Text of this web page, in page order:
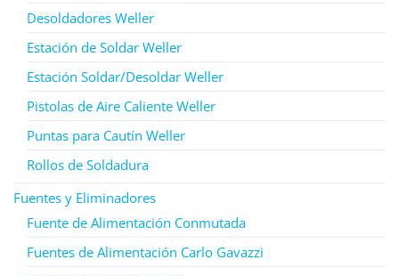
Desoldadores Weller
Estación de Soldar Weller
Estación Soldar/Desoldar Weller
Pistolas de Aire Caliente Weller
Puntas para Cautín Weller
Rollos de Soldadura
Fuentes y Eliminadores
Fuente de Alimentación Conmutada
Fuentes de Alimentación Carlo Gavazzi